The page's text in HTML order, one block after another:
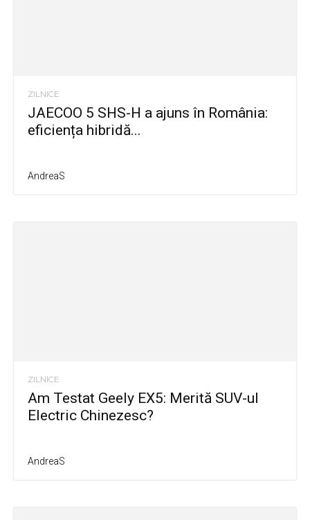
ZILNICE
JAECOO 5 SHS-H a ajuns în România:
eficiența hibridă...
AndreaS
ZILNICE
Am Testat Geely EX5: Merită SUV-ul
Electric Chinezesc?
AndreaS